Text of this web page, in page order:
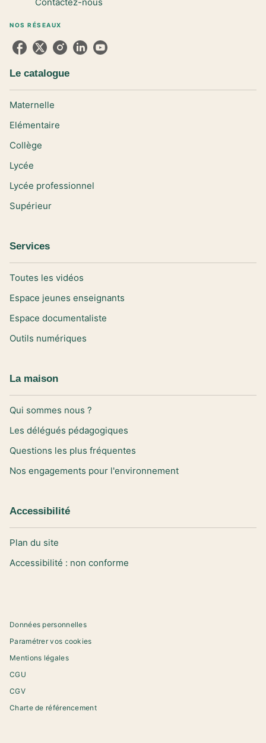
NOS RÉSEAUX
Le catalogue
Maternelle
Elémentaire
Collège
Lycée
Lycée professionnel
Supérieur
Services
Toutes les vidéos
Espace jeunes enseignants
Espace documentaliste
Outils numériques
La maison
Qui sommes nous ?
Les délégués pédagogiques
Questions les plus fréquentes
Nos engagements pour l'environnement
Accessibilité
Plan du site
Accessibilité : non conforme
Données personnelles
Paramétrer vos cookies
Mentions légales
CGU
CGV
Charte de référencement